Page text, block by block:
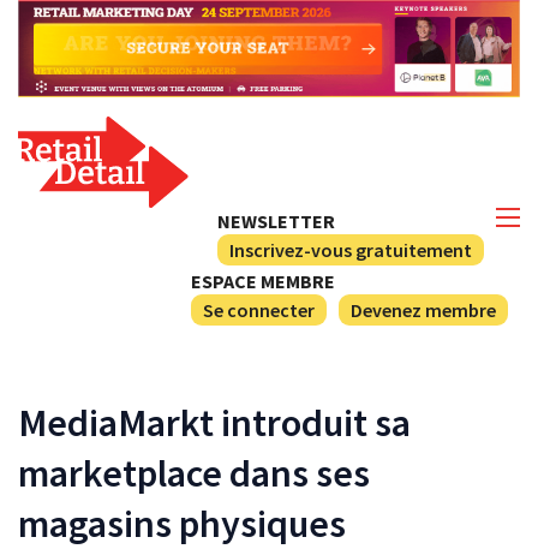
NEWSLETTER
Inscrivez-vous gratuitement
ESPACE MEMBRE
Se connecter
Devenez membre
MediaMarkt introduit sa
marketplace dans ses
magasins physiques